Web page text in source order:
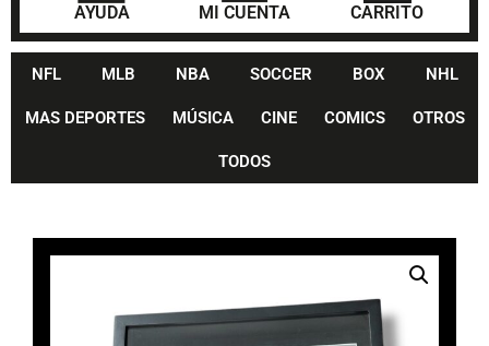
AYUDA MI CUENTA CARRITO
NFL MLB NBA SOCCER BOX NHL
MAS DEPORTES MÚSICA CINE COMICS OTROS
TODOS